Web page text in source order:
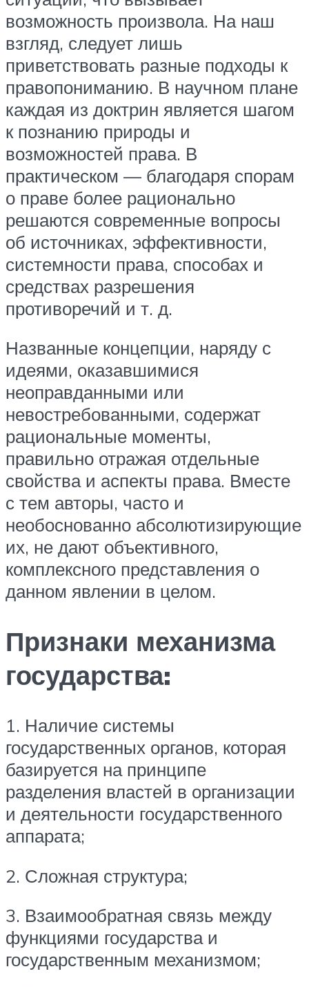
возможность произвола. На наш
взгляд, следует лишь
приветствовать разные подходы к
правопониманию. В научном плане
каждая из доктрин является шагом
к познанию природы и
возможностей права. В
практическом — благодаря спорам
о праве более рационально
решаются современные вопросы
об источниках, эффективности,
системности права, способах и
средствах разрешения
противоречий и т. д.
Названные концепции, наряду с
идеями, оказавшимися
неоправданными или
невостребованными, содержат
рациональные моменты,
правильно отражая отдельные
свойства и аспекты права. Вместе
с тем авторы, часто и
необоснованно абсолютизирующие
их, не дают объективного,
комплексного представления о
данном явлении в целом.
Признаки механизма
государства:
1. Наличие системы
государственных органов, которая
базируется на принципе
разделения властей в организации
и деятельности государственного
аппарата;
2. Сложная структура;
3. Взаимообратная связь между
функциями государства и
государственным механизмом;